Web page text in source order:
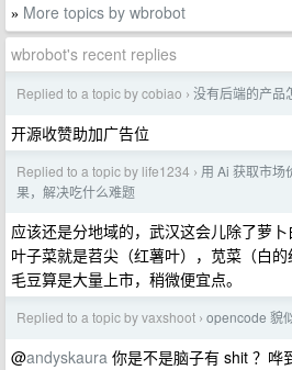
» More topics by wbrobot
wbrobot's recent replies
Replied to a topic by cobiao › 没有后端的产品
开源收赞助加广告位
Replied to a topic by life1234 › 用 Ai 获取市场
果，解决吃什么难题
应该还是分地域的，武汉这会儿除了萝卜
叶子菜就是苕尖（红薯叶），苋菜（白
毛豆算是大量上市，稍微便宜点。
Replied to a topic by vaxshoot › opencode 貌
@andyskaura 你是不是脑子有 shit ？哗